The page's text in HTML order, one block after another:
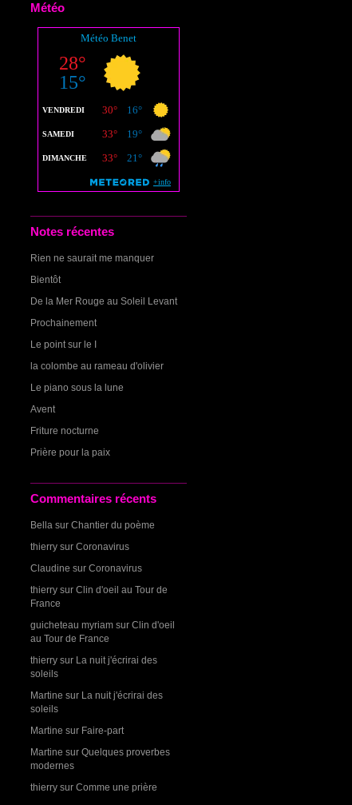
Météo
Notes récentes
Rien ne saurait me manquer
Bientôt
De la Mer Rouge au Soleil Levant
Prochainement
Le point sur le I
la colombe au rameau d'olivier
Le piano sous la lune
Avent
Friture nocturne
Prière pour la paix
Commentaires récents
Bella sur Chantier du poème
thierry sur Coronavirus
Claudine sur Coronavirus
thierry sur Clin d'oeil au Tour de
France
guicheteau myriam sur Clin d'oeil
au Tour de France
thierry sur La nuit j'écrirai des
soleils
Martine sur La nuit j'écrirai des
soleils
Martine sur Faire-part
Martine sur Quelques proverbes
modernes
thierry sur Comme une prière